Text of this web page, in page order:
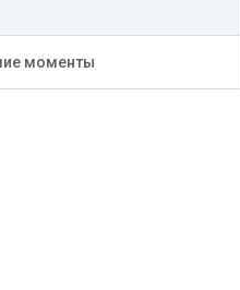
моменты